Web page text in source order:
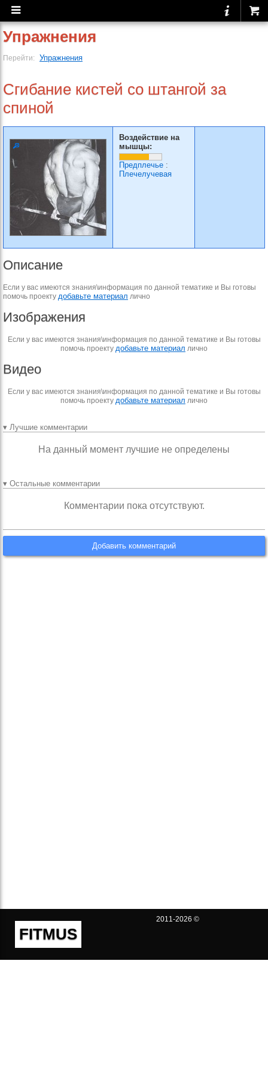
Упражнения
Перейти: Упражнения
Сгибание кистей со штангой за
спиной
Воздействие на
мышцы:
Предплечье :
Плечелучевая
Описание
Если у вас имеются знания\информация по данной тематике и Вы готовы
помочь проекту добавьте материал лично
Изображения
Если у вас имеются знания\информация по данной тематике и Вы готовы
помочь проекту добавьте материал лично
Видео
Если у вас имеются знания\информация по данной тематике и Вы готовы
помочь проекту добавьте материал лично
▾ Лучшие комментарии
На данный момент лучшие не определены
▾ Остальные комментарии
Комментарии пока отсутствуют.
Добавить комментарий
FITMUS
2011-2026 ©